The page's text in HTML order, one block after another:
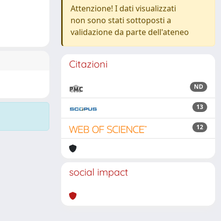
Attenzione! I dati visualizzati
non sono stati sottoposti a
validazione da parte dell'ateneo
Citazioni
ND
13
12
social impact